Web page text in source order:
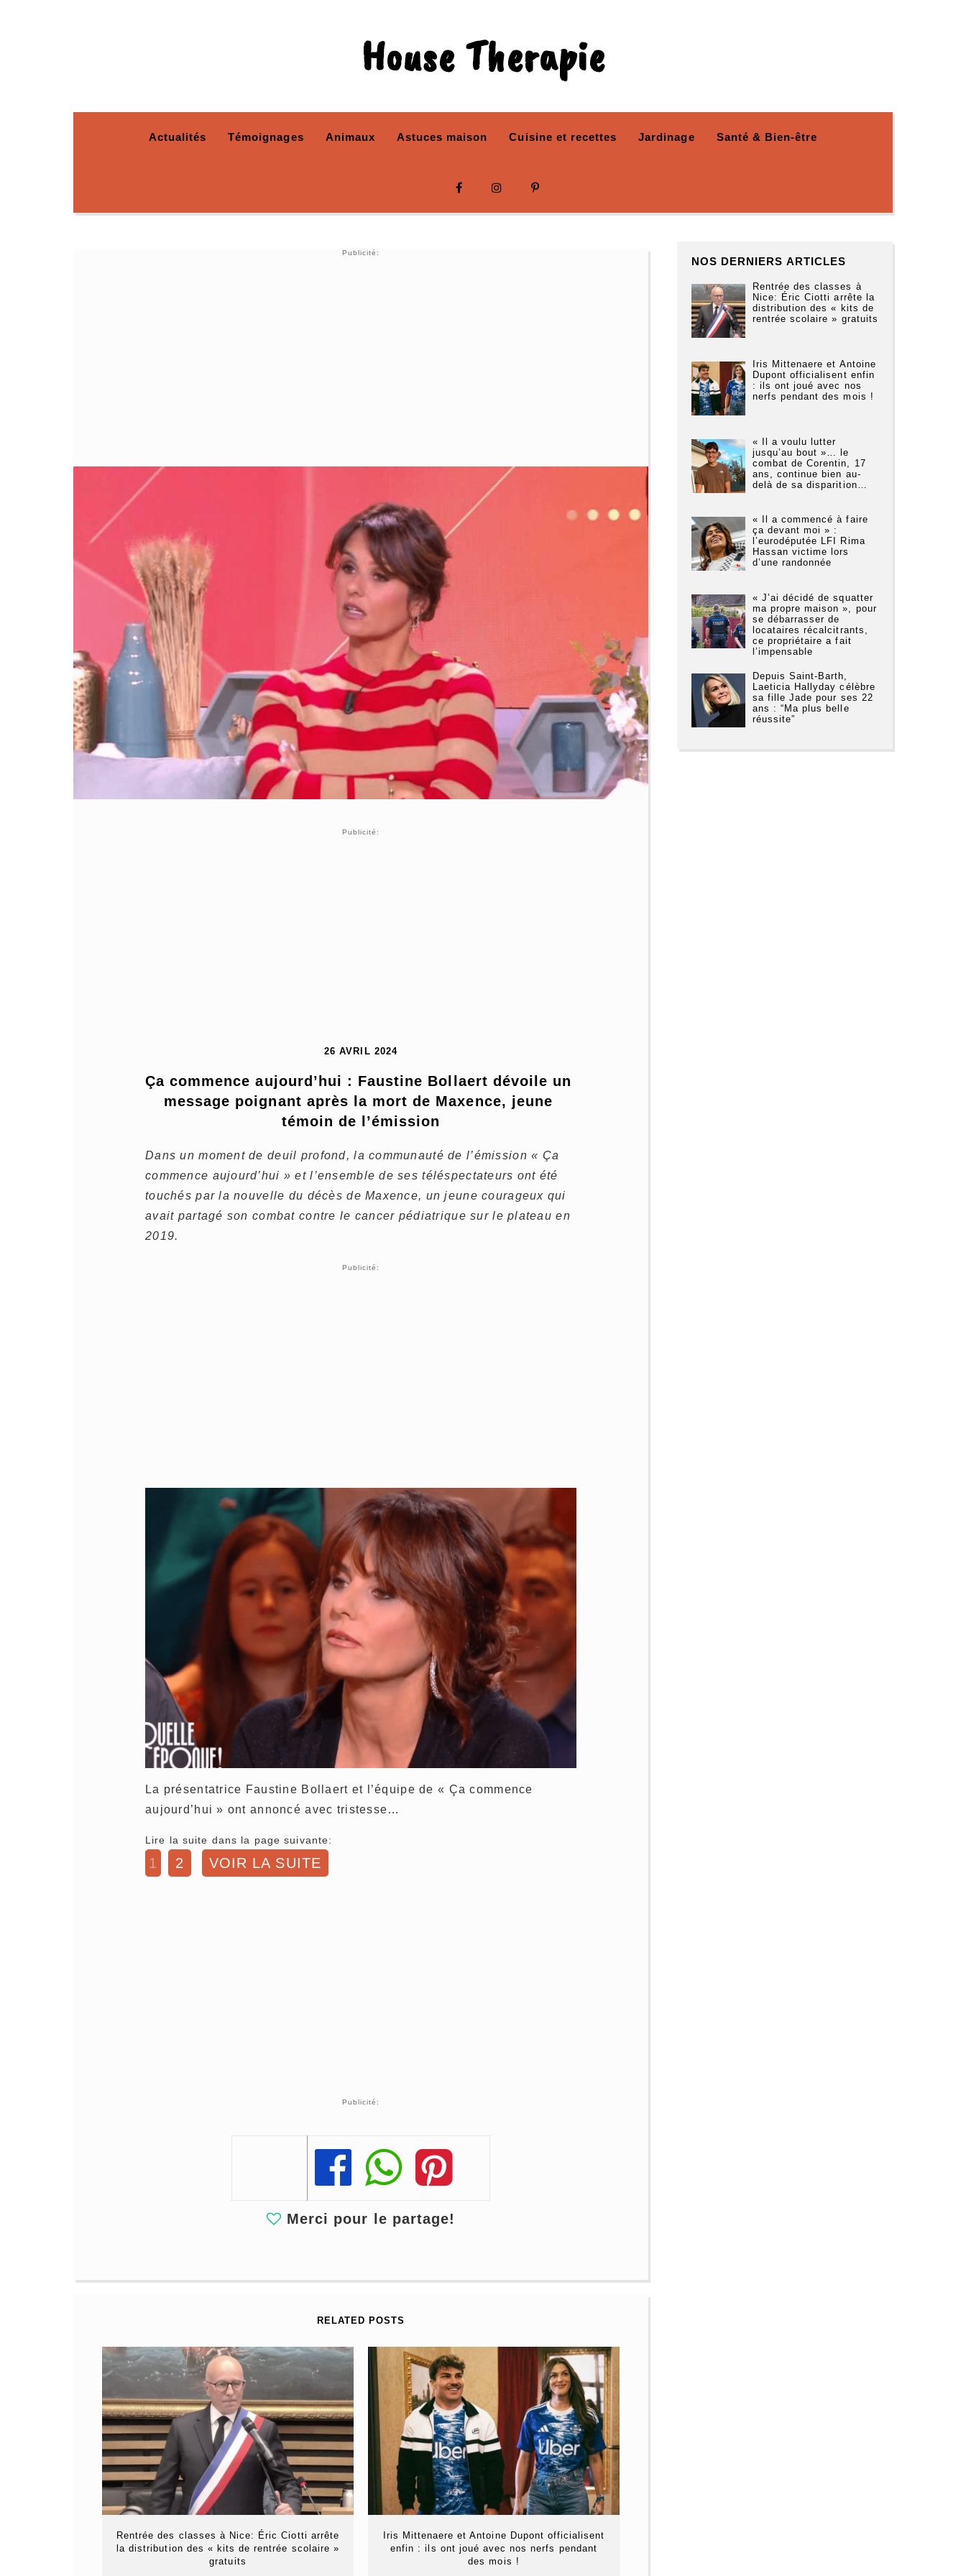
House Therapie
Actualités Témoignages Animaux Astuces maison Cuisine et recettes Jardinage Santé & Bien-être
Publicité:
Publicité:
26 AVRIL 2024
Ça commence aujourd’hui : Faustine Bollaert dévoile un
message poignant après la mort de Maxence, jeune
témoin de l’émission
Dans un moment de deuil profond, la communauté de l’émission « Ça
commence aujourd’hui » et l’ensemble de ses téléspectateurs ont été
touchés par la nouvelle du décès de Maxence, un jeune courageux qui
avait partagé son combat contre le cancer pédiatrique sur le plateau en
2019.
Publicité:
La présentatrice Faustine Bollaert et l’équipe de « Ça commence
aujourd’hui » ont annoncé avec tristesse…
Lire la suite dans la page suivante:
1 2 VOIR LA SUITE
Publicité:
Share
Share
Share
Merci pour le partage!
RELATED POSTS
Rentrée des classes à Nice: Éric Ciotti arrête
la distribution des « kits de rentrée scolaire »
gratuits
Iris Mittenaere et Antoine Dupont officialisent
enfin : ils ont joué avec nos nerfs pendant
des mois !
NOS DERNIERS ARTICLES
Rentrée des classes à
Nice: Éric Ciotti arrête la
distribution des « kits de
rentrée scolaire » gratuits
Iris Mittenaere et Antoine
Dupont officialisent enfin
: ils ont joué avec nos
nerfs pendant des mois !
« Il a voulu lutter
jusqu’au bout »… le
combat de Corentin, 17
ans, continue bien au-
delà de sa disparition…
« Il a commencé à faire
ça devant moi » :
l’eurodéputée LFI Rima
Hassan victime lors
d’une randonnée
« J’ai décidé de squatter
ma propre maison », pour
se débarrasser de
locataires récalcitrants,
ce propriétaire a fait
l’impensable
Depuis Saint-Barth,
Laeticia Hallyday célèbre
sa fille Jade pour ses 22
ans : “Ma plus belle
réussite”